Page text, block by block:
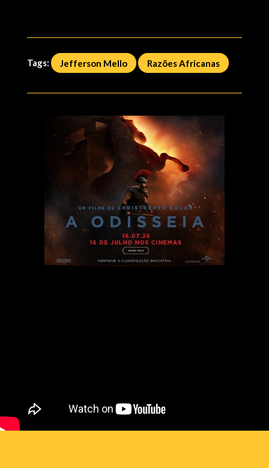
Tags: Jefferson Mello Razões Africanas